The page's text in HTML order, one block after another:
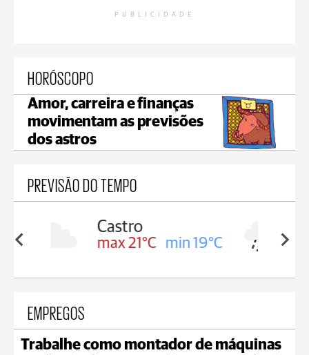
PUBLICIDADE
HORÓSCOPO
Amor, carreira e finanças
movimentam as previsões
dos astros
PREVISÃO DO TEMPO
19°C
Carambeí
max 20°C min 19°C
EMPREGOS
Trabalhe como montador de máquinas